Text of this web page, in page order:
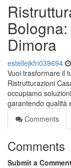
Dimora
estellejkfn039694
Vuoi trasformare il
Ristrutturazioni
occupiamo
garantendo qualità
Comments
Comments
Submit a